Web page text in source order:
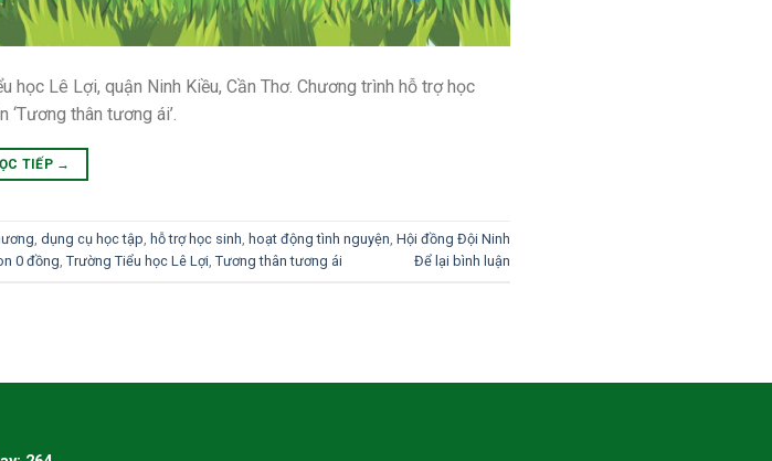
học Lê Lợi, quận Ninh Kiều, Cần Thơ. Chương trình hỗ trợ học
thân tương ái’.
TIẾP →
dụng cụ học tập hỗ trợ học sinh hoạt động tình nguyện Hội đồng Đội Ninh
0 đồng Trường Tiểu học Lê Lợi Tương thân tương ái Để lại bình luận